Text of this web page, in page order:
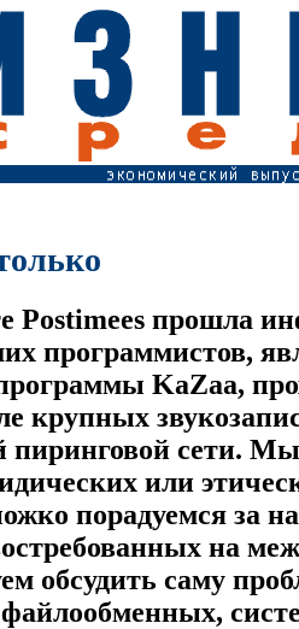
Postimees прошла
программистов,
KaZaa,
крупных
пиринговой сети.
или
порадуемся за
на
обсудить саму